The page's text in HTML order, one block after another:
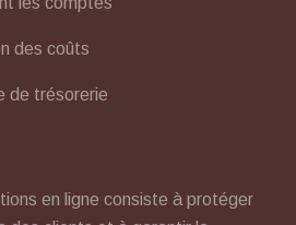
des coûts
de trésorerie
en ligne consiste à protéger